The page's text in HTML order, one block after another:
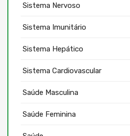
Sistema Nervoso
Sistema Imunitário
Sistema Hepático
Sistema Cardiovascular
Saúde Masculina
Saúde Feminina